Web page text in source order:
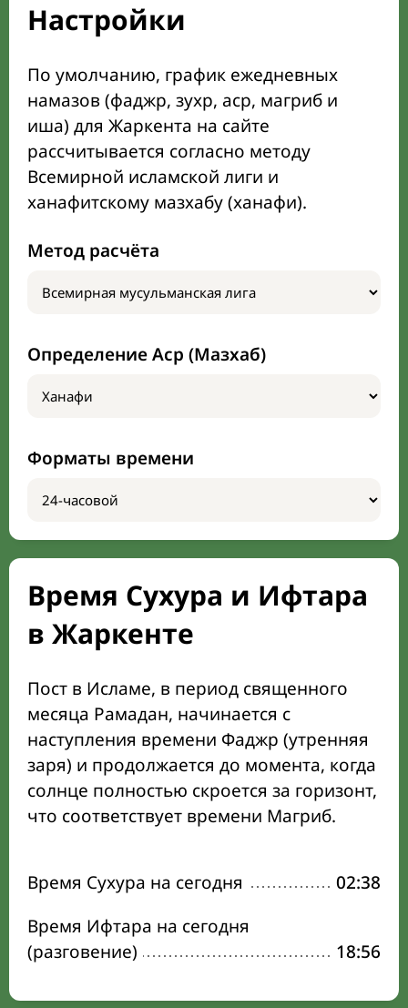
Настройки
По умолчанию, график ежедневных
намазов (фаджр, зухр, аср, магриб и
иша) для Жаркента на сайте
рассчитывается согласно методу
Всемирной исламской лиги и
ханафитскому мазхабу (ханафи).
Метод расчёта
Определение Аср (Мазхаб)
Форматы времени
Время Сухура и Ифтара
в Жаркенте
Пост в Исламе, в период священного
месяца Рамадан, начинается с
наступления времени Фаджр (утренняя
заря) и продолжается до момента, когда
солнце полностью скроется за горизонт,
что соответствует времени Магриб.
Время Сухура на сегодня
02:38
Время Ифтара на сегодня
(разговение)
18:56